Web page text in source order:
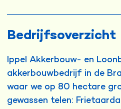
Bedrijfsoverzicht
Ippel Akkerbouw- en
akkerbouwbedrijf in de
waar we op 80 hectare
gewassen telen: